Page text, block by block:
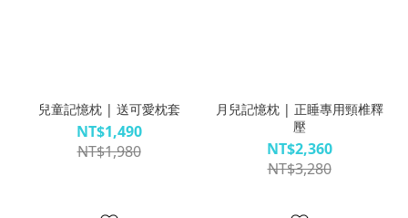
兒童記憶枕 | 送可愛枕套
NT$1,490
NT$1,980
月兒記憶枕 | 正睡專用頸椎釋
壓
NT$2,360
NT$3,280